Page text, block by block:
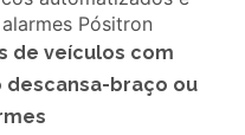
Pósitron
de veículos com
braço ou